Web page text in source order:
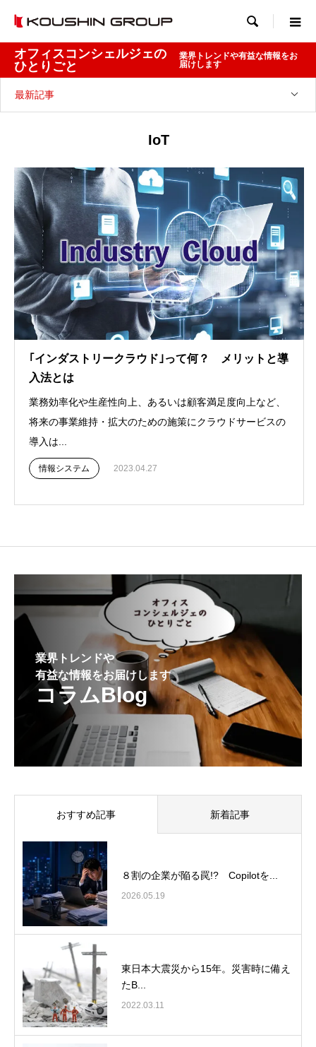

オフィスコンシェルジェの
ひとりごと
業界トレンドや有益な情報をお
届けします
最新記事
IoT
｢インダストリークラウド｣って何？ メリットと導
入法とは
業務効率化や生産性向上、あるいは顧客満足度向上など、
将来の事業維持・拡大のための施策にクラウドサービスの
導入は...
情報システム 2023.04.27
業界トレンドや
有益な情報をお届けします
コラムBlog
おすすめ記事 新着記事
８割の企業が陥る罠!? Copilotを...
2026.05.19
東日本大震災から15年。災害時に備え
たB...
2022.03.11